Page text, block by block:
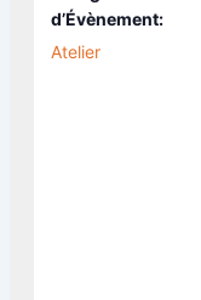
d’Évènement:
Atelier